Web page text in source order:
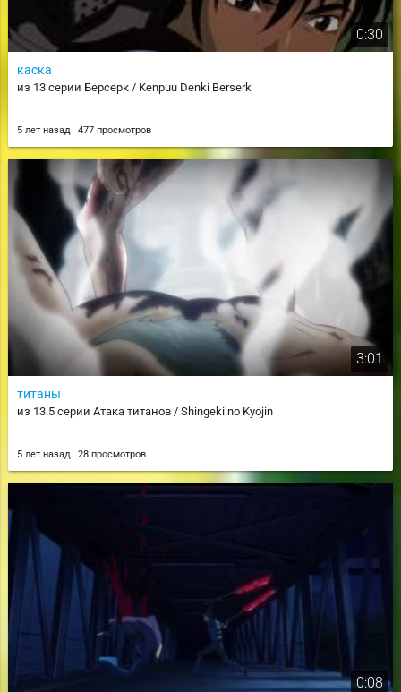
0:30
каска
из 13 серии Берсерк / Kenpuu Denki Berserk
5 лет назад 477 просмотров
3:01
титаны
из 13.5 серии Атака титанов / Shingeki no Kyojin
5 лет назад 28 просмотров
0:08